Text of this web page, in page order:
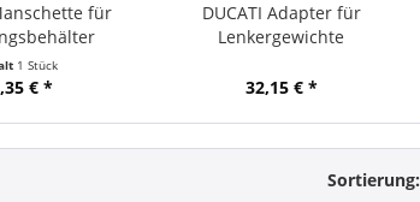
für
1 Stück
€ *
DUCATI Adapter für
Lenkergewichte
32,15 € *
Sortierung: